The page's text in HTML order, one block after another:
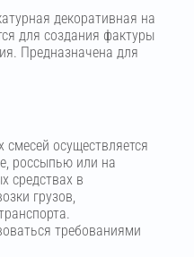
декоративная на
для создания фактуры
Предназначена для
осуществляется
россыпью или на
средствах в
грузов,
требованиями